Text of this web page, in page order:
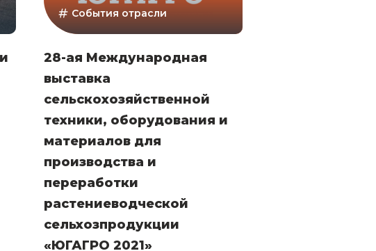
События отрасли
28-ая Международная
выставка
сельскохозяйственной
техники, оборудования и
материалов для
производства и
переработки
растениеводческой
сельхозпродукции
«ЮГАГРО 2021»